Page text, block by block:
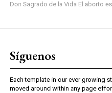
Don Sagrado de la Vida El
Síguenos
Each template in our ever growing
moved around within any page